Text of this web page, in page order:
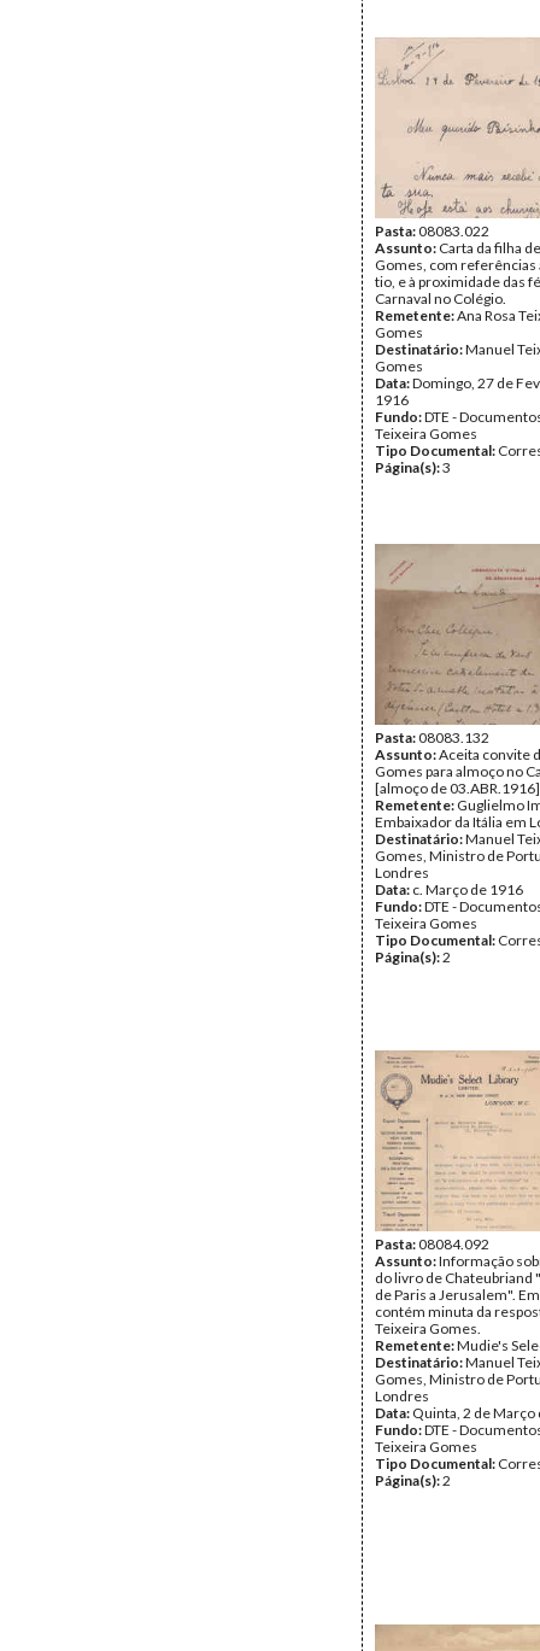
Pasta:08083.022
Assunto: Carta da filha
Gomes, com referências
tio, e à proximidade das
Carnaval no Colégio.
Remetente:Ana Rosa
Gomes
Destinatário:Manuel
Gomes
Data:Domingo, 27 de
1916
Fundo:DTE -
Teixeira Gomes
Tipo Documental:
Página(s):3
Pasta:08083.132
Assunto:Aceita convite
Gomes para almoço no
[almoço de 03.ABR.1916]
Remetente: Guglielmo
Embaixador da Itália em
Destinatário:Manuel
Gomes, Ministro de
Londres
Data: c. Março de 1916
Fundo:DTE -
Teixeira Gomes
Tipo Documental:
Página(s):2
Pasta:08084.092
Assunto:Informação
do livro de Chateubriand
de Paris a Jerusalem".
contém minuta da
Teixeira Gomes.
Remetente:Mudie's
Destinatário:Manuel
Gomes, Ministro de
Londres
Data: Quinta, 2 de Março
Fundo:DTE -
Teixeira Gomes
Tipo Documental:
Página(s):2